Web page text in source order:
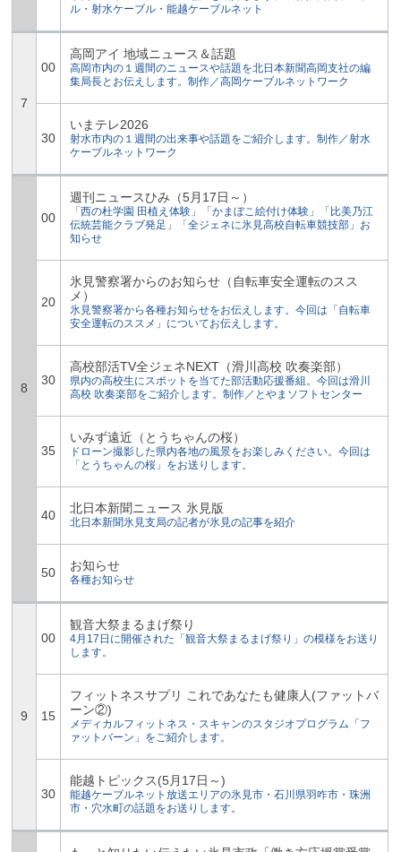
ル・射水ケーブル・能越ケーブルネット
7
00
高岡アイ 地域ニュース＆話題
高岡市内の１週間のニュースや話題を北日本新聞高岡支社の編
集局長とお伝えします。制作／高岡ケーブルネットワーク
30
いまテレ2026
射水市内の１週間の出来事や話題をご紹介します。制作／射水
ケーブルネットワーク
8
00
週刊ニュースひみ（5月17日～）
「西の杜学園 田植え体験」「かまぼこ絵付け体験」「比美乃江
伝統芸能クラブ発足」「全ジェネに氷見高校自転車競技部」お
知らせ
20
氷見警察署からのお知らせ（自転車安全運転のスス
メ）
氷見警察署から各種お知らせをお伝えします。今回は「自転車
安全運転のススメ」についてお伝えします。
30
高校部活TV全ジェネNEXT（滑川高校 吹奏楽部）
県内の高校生にスポットを当てた部活動応援番組。今回は滑川
高校 吹奏楽部をご紹介します。制作／とやまソフトセンター
35
いみず遠近（とうちゃんの桜）
ドローン撮影した県内各地の風景をお楽しみください。今回は
「とうちゃんの桜」をお送りします。
40 北日本新聞ニュース 氷見版
北日本新聞氷見支局の記者が氷見の記事を紹介
50 お知らせ
各種お知らせ
9
00
観音大祭まるまげ祭り
4月17日に開催された「観音大祭まるまげ祭り」の模様をお送り
します。
15
フィットネスサプリ これであなたも健康人(ファットバ
ーン②)
メディカルフィットネス・スキャンのスタジオプログラム「フ
ァットバーン」をご紹介します。
30
能越トピックス(5月17日～)
能越ケーブルネット放送エリアの氷見市・石川県羽咋市・珠洲
市・穴水町の話題をお送りします。